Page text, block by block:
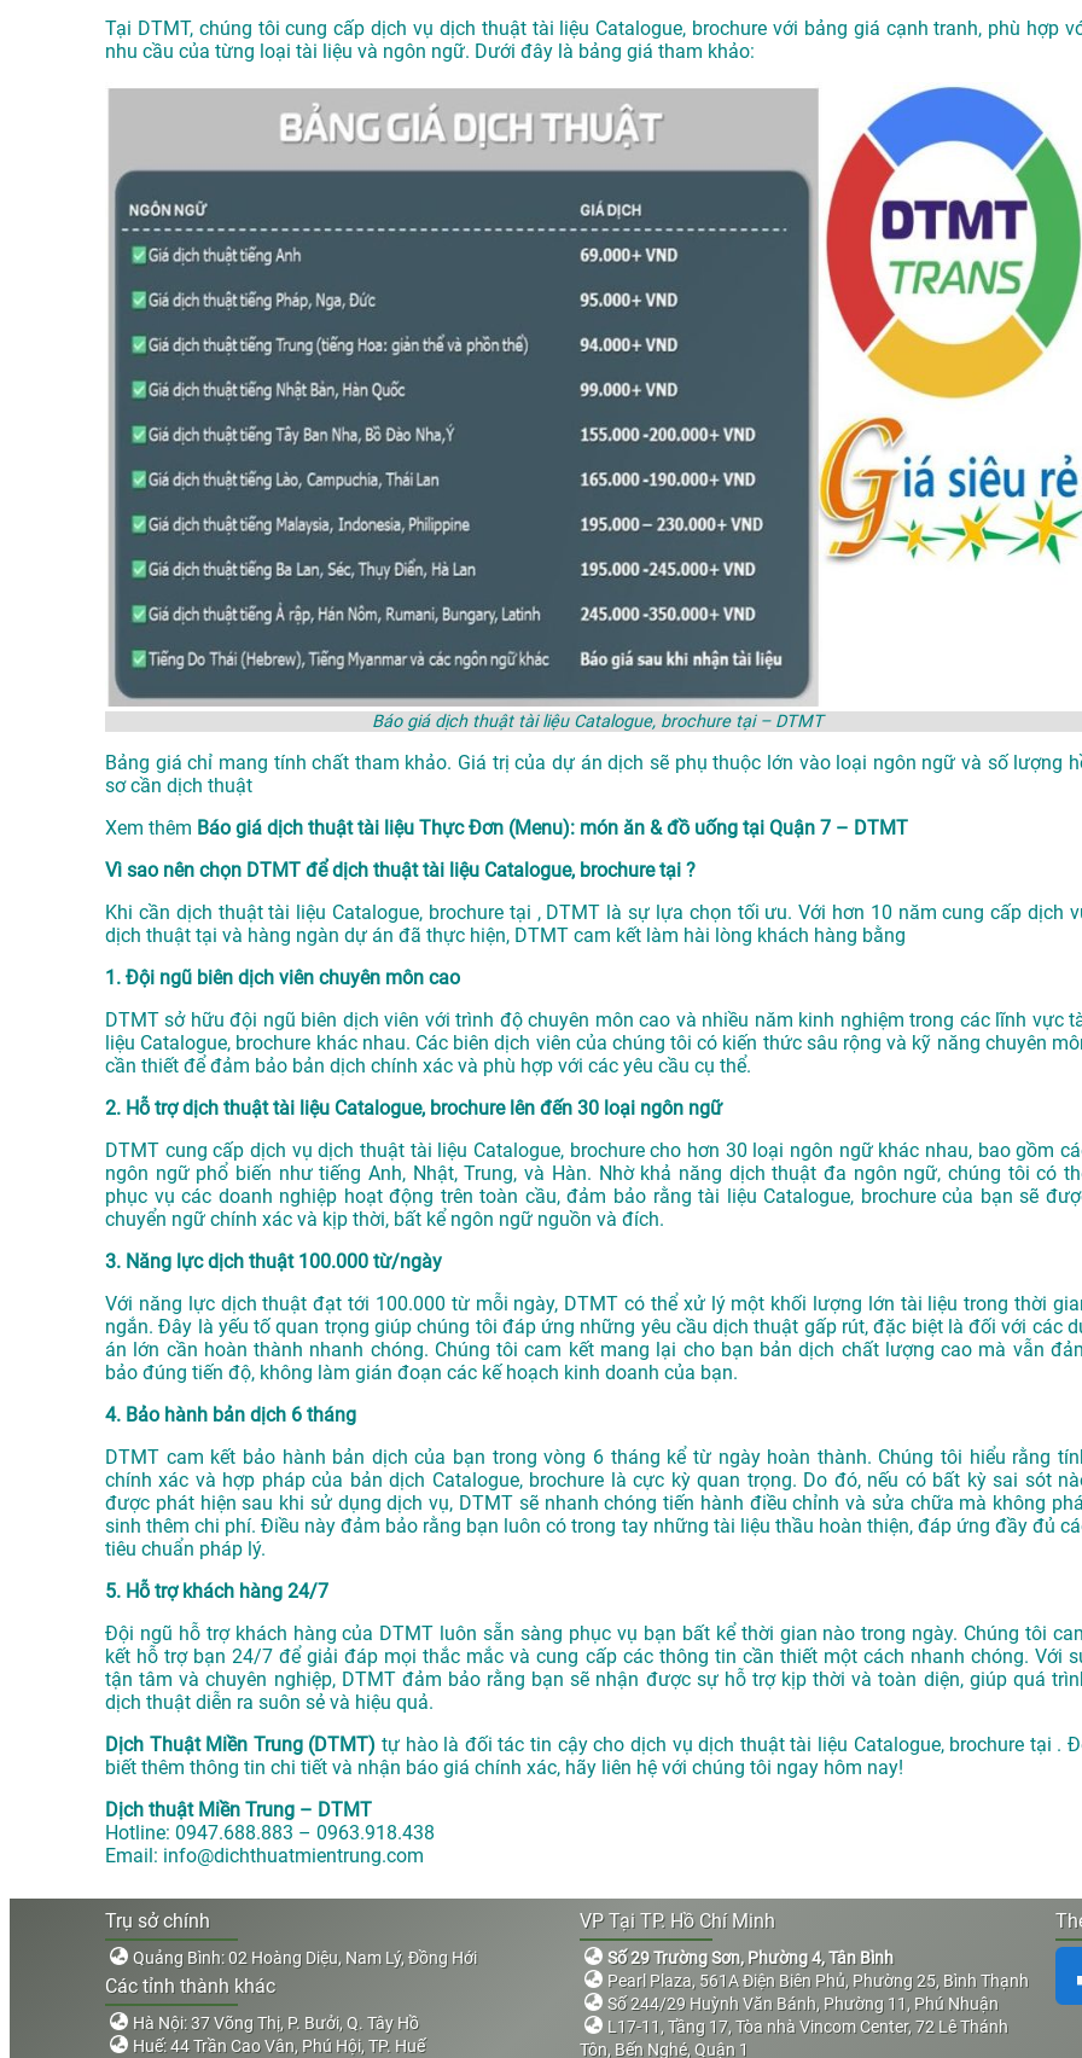
Tại DTMT, chúng tôi cung cấp dịch vụ dịch thuật tài liệu Catalogue, brochure với bảng giá cạnh tranh, phù hợp
nhu cầu của từng loại tài liệu và ngôn ngữ. Dưới đây là bảng giá tham khảo:
Báo giá dịch thuật tài liệu Catalogue, brochure tại – DTMT
Bảng giá chỉ mang tính chất tham khảo. Giá trị của dự án dịch sẽ phụ thuộc lớn vào loại ngôn ngữ và số lượng
sơ cần dịch thuật
Xem thêm Báo giá dịch thuật tài liệu Thực Đơn (Menu): món ăn & đồ uống tại Quận 7 – DTMT
Vì sao nên chọn DTMT để dịch thuật tài liệu Catalogue, brochure tại ?
Khi cần dịch thuật tài liệu Catalogue, brochure tại , DTMT là sự lựa chọn tối ưu. Với hơn 10 năm cung cấp dịch
dịch thuật tại và hàng ngàn dự án đã thực hiện, DTMT cam kết làm hài lòng khách hàng bằng
1. Đội ngũ biên dịch viên chuyên môn cao
DTMT sở hữu đội ngũ biên dịch viên với trình độ chuyên môn cao và nhiều năm kinh nghiệm trong các lĩnh vực
liệu Catalogue, brochure khác nhau. Các biên dịch viên của chúng tôi có kiến thức sâu rộng và kỹ năng chuyên
cần thiết để đảm bảo bản dịch chính xác và phù hợp với các yêu cầu cụ thể.
2. Hỗ trợ dịch thuật tài liệu Catalogue, brochure lên đến 30 loại ngôn ngữ
DTMT cung cấp dịch vụ dịch thuật tài liệu Catalogue, brochure cho hơn 30 loại ngôn ngữ khác nhau, bao gồm
ngôn ngữ phổ biến như tiếng Anh, Nhật, Trung, và Hàn. Nhờ khả năng dịch thuật đa ngôn ngữ, chúng tôi có
phục vụ các doanh nghiệp hoạt động trên toàn cầu, đảm bảo rằng tài liệu Catalogue, brochure của bạn sẽ
chuyển ngữ chính xác và kịp thời, bất kể ngôn ngữ nguồn và đích.
3. Năng lực dịch thuật 100.000 từ/ngày
Với năng lực dịch thuật đạt tới 100.000 từ mỗi ngày, DTMT có thể xử lý một khối lượng lớn tài liệu trong thời
ngắn. Đây là yếu tố quan trọng giúp chúng tôi đáp ứng những yêu cầu dịch thuật gấp rút, đặc biệt là đối với các
án lớn cần hoàn thành nhanh chóng. Chúng tôi cam kết mang lại cho bạn bản dịch chất lượng cao mà vẫn
bảo đúng tiến độ, không làm gián đoạn các kế hoạch kinh doanh của bạn.
4. Bảo hành bản dịch 6 tháng
DTMT cam kết bảo hành bản dịch của bạn trong vòng 6 tháng kể từ ngày hoàn thành. Chúng tôi hiểu rằng
chính xác và hợp pháp của bản dịch Catalogue, brochure là cực kỳ quan trọng. Do đó, nếu có bất kỳ sai sót
được phát hiện sau khi sử dụng dịch vụ, DTMT sẽ nhanh chóng tiến hành điều chỉnh và sửa chữa mà không
sinh thêm chi phí. Điều này đảm bảo rằng bạn luôn có trong tay những tài liệu thầu hoàn thiện, đáp ứng đầy đủ
tiêu chuẩn pháp lý.
5. Hỗ trợ khách hàng 24/7
Đội ngũ hỗ trợ khách hàng của DTMT luôn sẵn sàng phục vụ bạn bất kể thời gian nào trong ngày. Chúng tôi
kết hỗ trợ bạn 24/7 để giải đáp mọi thắc mắc và cung cấp các thông tin cần thiết một cách nhanh chóng. Với
tận tâm và chuyên nghiệp, DTMT đảm bảo rằng bạn sẽ nhận được sự hỗ trợ kịp thời và toàn diện, giúp quá
dịch thuật diễn ra suôn sẻ và hiệu quả.
Dịch Thuật Miền Trung (DTMT) tự hào là đối tác tin cậy cho dịch vụ dịch thuật tài liệu Catalogue, brochure tại .
biết thêm thông tin chi tiết và nhận báo giá chính xác, hãy liên hệ với chúng tôi ngay hôm nay!
Dịch thuật Miền Trung – DTMT
Hotline: 0947.688.883 – 0963.918.438
Email: info@dichthuatmientrung.com
Trụ sở chính
Quảng Bình: 02 Hoàng Diệu, Nam Lý, Đồng Hới
Các tỉnh thành khác
Hà Nội: 37 Võng Thị, P. Bưởi, Q. Tây Hồ
Huế: 44 Trần Cao Vân, Phú Hội, TP. Huế
VP Tại TP. Hồ Chí Minh
Số 29 Trường Sơn, Phường 4, Tân Bình
Pearl Plaza, 561A Điện Biên Phủ, Phường 25, Bình Thạnh
Số 244/29 Huỳnh Văn Bánh, Phường 11, Phú Nhuận
L17-11, Tầng 17, Tòa nhà Vincom Center, 72 Lê Thánh
Tôn, Bến Nghé, Quận 1